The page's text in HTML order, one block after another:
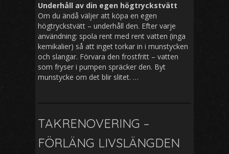
Underhåll av din egen högtryckstvätt
Om du ändå väljer att köpa en egen
högtryckstvätt – underhåll den. Efter varje
användning: spola rent med rent vatten (inga
kemikalier) så att inget torkar in i munstycken
och slangar. Förvara den frostfritt – vatten
som fryser i pumpen spräcker den. Byt
munstycke om det blir slitet. …
TAKRENOVERING –
FÖRLÄNG LIVSLÄNGDEN